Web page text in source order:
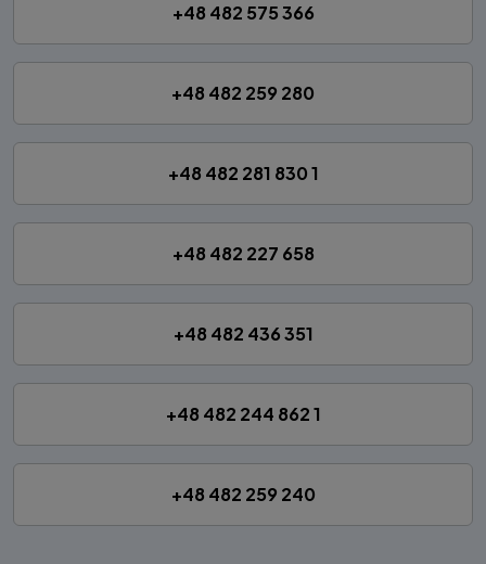
+48 482 575 366
+48 482 259 280
+48 482 281 830 1
+48 482 227 658
+48 482 436 351
+48 482 244 862 1
+48 482 259 240